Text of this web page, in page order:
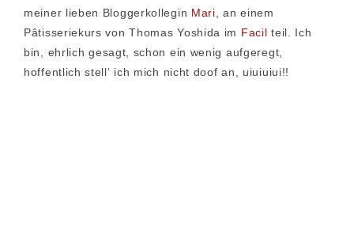
meiner lieben Bloggerkollegin Mari , an einem
Pâtisseriekurs von Thomas Yoshida im Facil teil. Ich
bin, ehrlich gesagt, schon ein wenig aufgeregt,
hoffentlich stell‘ ich mich nicht doof an, uiuiuiui!!